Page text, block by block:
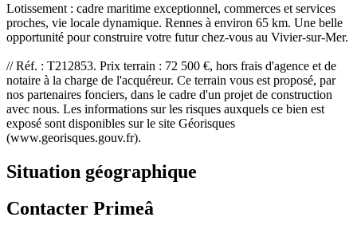
Lotissement : cadre maritime exceptionnel, commerces et services
proches, vie locale dynamique. Rennes à environ 65 km. Une belle
opportunité pour construire votre futur chez-vous au Vivier-sur-Mer.
// Réf. : T212853. Prix terrain : 72 500 €, hors frais d'agence et de
notaire à la charge de l'acquéreur. Ce terrain vous est proposé, par
nos partenaires fonciers, dans le cadre d'un projet de construction
avec nous. Les informations sur les risques auxquels ce bien est
exposé sont disponibles sur le site Géorisques
(www.georisques.gouv.fr).
Situation géographique
Contacter Primeâ